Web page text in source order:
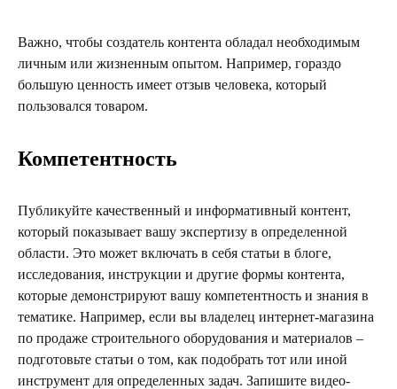
Важно, чтобы создатель контента обладал необходимым
личным или жизненным опытом. Например, гораздо
большую ценность имеет отзыв человека, который
пользовался товаром.
Компетентность
Публикуйте качественный и информативный контент,
который показывает вашу экспертизу в определенной
области. Это может включать в себя статьи в блоге,
исследования, инструкции и другие формы контента,
которые демонстрируют вашу компетентность и знания в
тематике. Например, если вы владелец интернет-магазина
по продаже строительного оборудования и материалов –
подготовьте статьи о том, как подобрать тот или иной
инструмент для определенных задач. Запишите видео-